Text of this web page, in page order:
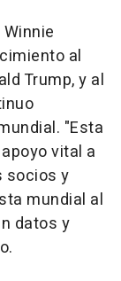
al
Trump, y al
"Esta
vital a
socios y
mundial al
datos y